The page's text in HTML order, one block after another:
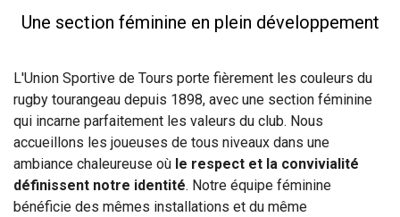
Une section féminine en plein développement
L'Union Sportive de Tours porte fièrement les couleurs du
rugby tourangeau depuis 1898, avec une section féminine
qui incarne parfaitement les valeurs du club. Nous
accueillons les joueuses de tous niveaux dans une
ambiance chaleureuse où le respect et la convivialité
définissent notre identité. Notre équipe féminine
bénéficie des mêmes installations et du même